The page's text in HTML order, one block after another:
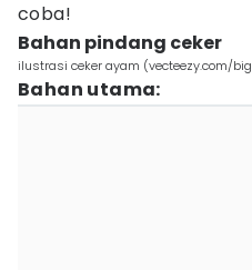
coba!
Bahan pindang ceker
ilustrasi ceker ayam (vecteezy.com/
Bahan utama: